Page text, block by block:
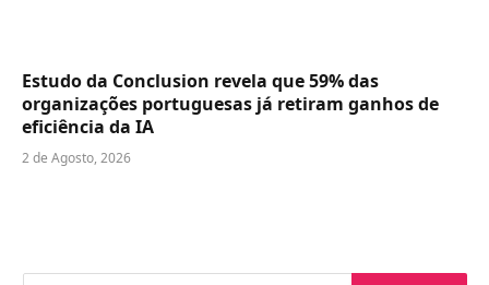
Estudo da Conclusion revela que 59% das
organizações portuguesas já retiram ganhos de
eficiência da IA
2 de Agosto, 2026